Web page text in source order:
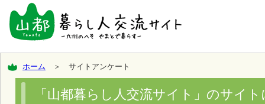
ホーム ＞ サイトアンケート
「山都暮らし人交流サイト」のサイ